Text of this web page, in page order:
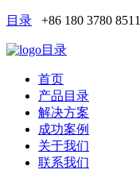
目录 +86 180 3780 8511
目录
首页
产品目录
解决方案
成功案例
关于我们
联系我们